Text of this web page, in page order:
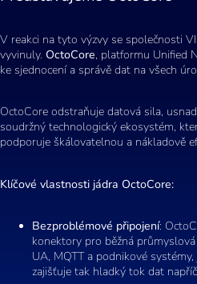
V reakci na tyto výzvy se společnosti
vyvinuly. OctoCore, platformu Unified
ke sjednocení a správě dat na všech
OctoCore odstraňuje datová sila,
soudržný technologický ekosystém,
podporuje škálovatelnou a nákladově
Klíčové vlastnosti jádra OctoCore:
Bezproblémové připojení:
konektory pro běžná
UA, MQTT a podnikové
zajišťuje tak hladký tok dat